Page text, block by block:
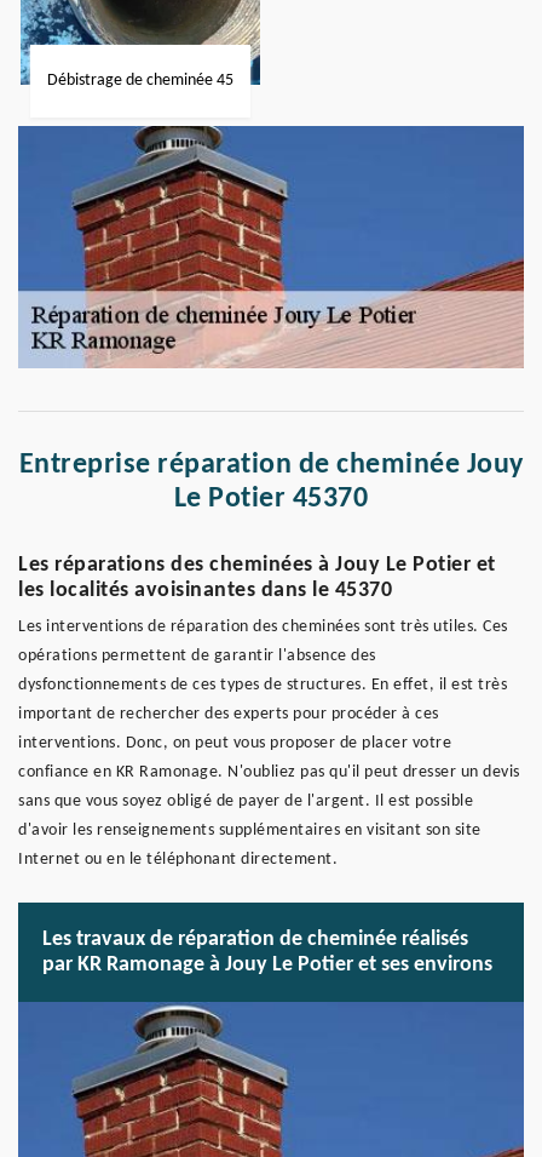
Débistrage de cheminée 45
Entreprise réparation de cheminée Jouy
Le Potier 45370
Les réparations des cheminées à Jouy Le Potier et
les localités avoisinantes dans le 45370
Les interventions de réparation des cheminées sont très utiles. Ces
opérations permettent de garantir l'absence des
dysfonctionnements de ces types de structures. En effet, il est très
important de rechercher des experts pour procéder à ces
interventions. Donc, on peut vous proposer de placer votre
confiance en KR Ramonage. N'oubliez pas qu'il peut dresser un devis
sans que vous soyez obligé de payer de l'argent. Il est possible
d'avoir les renseignements supplémentaires en visitant son site
Internet ou en le téléphonant directement.
Les travaux de réparation de cheminée réalisés
par KR Ramonage à Jouy Le Potier et ses environs